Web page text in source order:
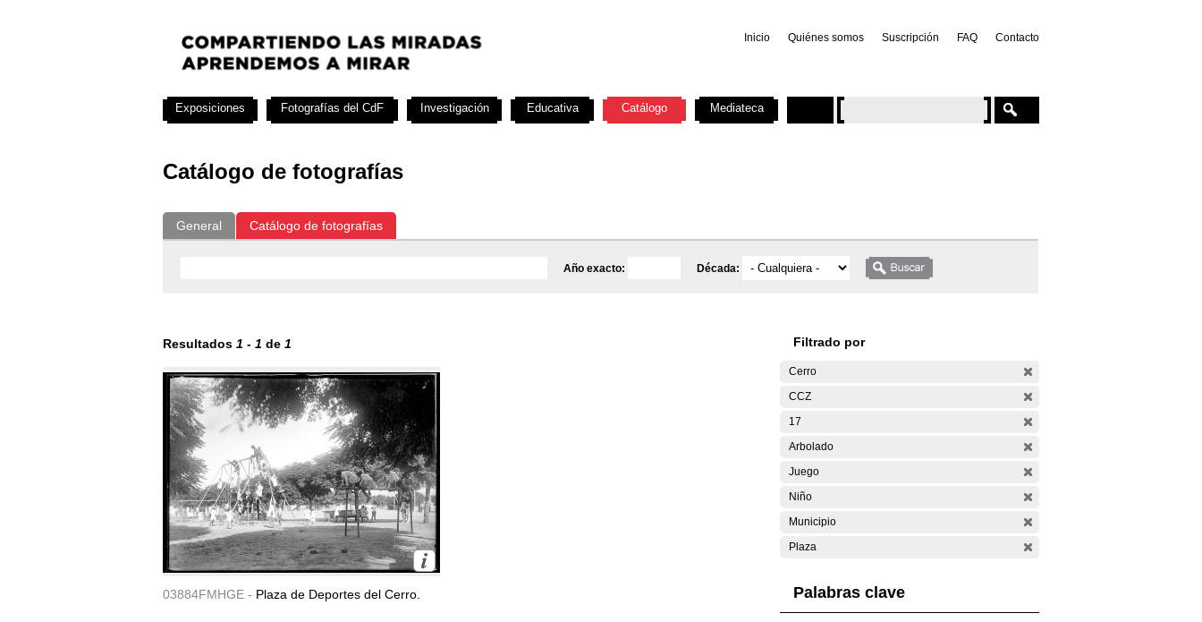
Inicio Quiénes somos Suscripción FAQ Contacto
Catálogo de fotografías
General Catálogo de fotografías
Año exacto: Década:
Resultados 1 - 1 de 1
03884FMHGE - Plaza de Deportes del Cerro.
Filtrado por
Cerro
CCZ
17
Arbolado
Juego
Niño
Municipio
Plaza
Palabras clave
Exposiciones Fotografías del CdF Investigación Educativa Catálogo Mediateca